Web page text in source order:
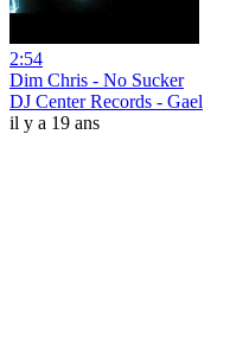
2:54
Dim Chris - No Sucker
DJ Center Records - Gael
il y a 19 ans